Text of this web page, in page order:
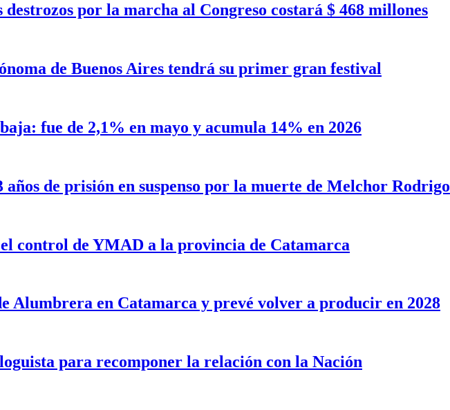
por la marcha al Congreso costará $ 468 millones
de Buenos Aires tendrá su primer gran festival
fue de 2,1% en mayo y acumula 14% en 2026
de prisión en suspenso por la muerte de Melchor Rodrigo
control de YMAD a la provincia de Catamarca
Alumbrera en Catamarca y prevé volver a producir en 2028
para recomponer la relación con la Nación